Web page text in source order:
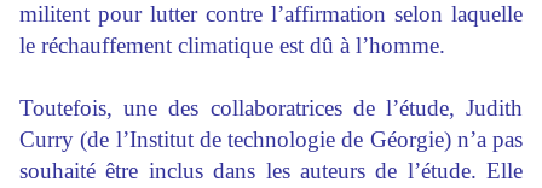
militent pour lutter contre l’affirmation selon laquelle
le réchauffement climatique est dû à l’homme.
Toutefois, une des collaboratrices de l’étude, Judith
Curry (de l’Institut de technologie de Géorgie) n’a pas
souhaité être inclus dans les auteurs de l’étude. Elle